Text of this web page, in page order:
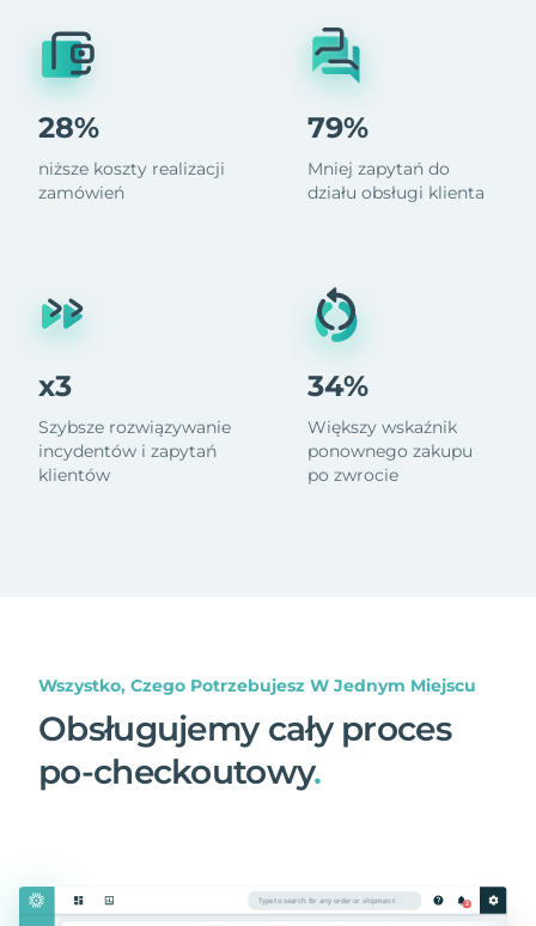
28%
niższe koszty realizacji
zamówień
x3
Szybsze rozwiązywanie
incydentów i zapytań
klientów
79%
Mniej zapytań do
działu obsługi klienta
34%
Większy wskaźnik
ponownego zakupu
po zwrocie
Wszystko, Czego Potrzebujesz W Jednym Miejscu
Obsługujemy cały proces
po-checkoutowy.